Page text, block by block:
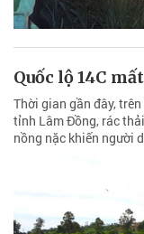
Quốc lộ 14C
Thời gian gần đây,
tỉnh Lâm Đồng, rác
nồng nặc khiến người